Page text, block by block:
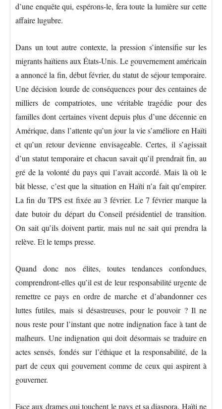
d’une enquête qui, espérons-le, fera toute la lumière sur cette
affaire lugubre.
Dans un tout autre contexte, la pression s’intensifie sur les
migrants haïtiens aux États-Unis. Le gouvernement américain
a annoncé la fin, début février, du statut de séjour temporaire.
Une décision lourde de conséquences pour des centaines de
milliers de compatriotes, une véritable tragédie pour des
familles dont certaines vivent depuis plus d’une décennie en
Amérique, dans l’attente qu’un jour la vie s’améliore en Haïti
et qu’un retour devienne envisageable. Certes, il s’agissait
d’un statut temporaire et chacun savait qu’il prendrait fin, au
gré de la volonté du pays qui l’avait accordé. Mais là où le
bât blesse, c’est que la situation en Haïti n’a fait qu’empirer.
La fin du TPS est fixée au 3 février. Le 7 février marque la
date butoir du départ du Conseil présidentiel de transition.
On sait qu’ils doivent partir, mais nul ne sait qui prendra la
relève. Et le temps presse.
Quand donc nos élites, toutes tendances confondues,
comprendront-elles qu’il est de leur responsabilité urgente de
remettre ce pays en ordre de marche et d’abandonner ces
luttes futiles, mais si désastreuses, pour le pouvoir ? Il ne
nous reste pour l’instant que notre indignation face à tant de
malheurs. Une indignation qui doit désormais se traduire en
actes sensés, fondés sur l’éthique et la responsabilité, de la
part de ceux qui gouvernent comme de ceux qui aspirent à
gouverner.
Face aux drames qui touchent le pays et sa diaspora, Haïti ne